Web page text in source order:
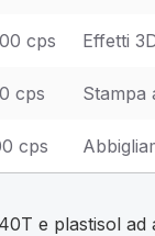
cps Effetti
cps Stampa
cps
e plastisol